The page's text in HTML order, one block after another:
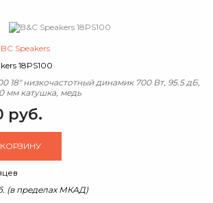
BC Speakers
18PS100
18" низкочастотный динамик 700 Вт, 95.5 дБ,
мм катушка, медь
руб.
(в пределах МКАД)